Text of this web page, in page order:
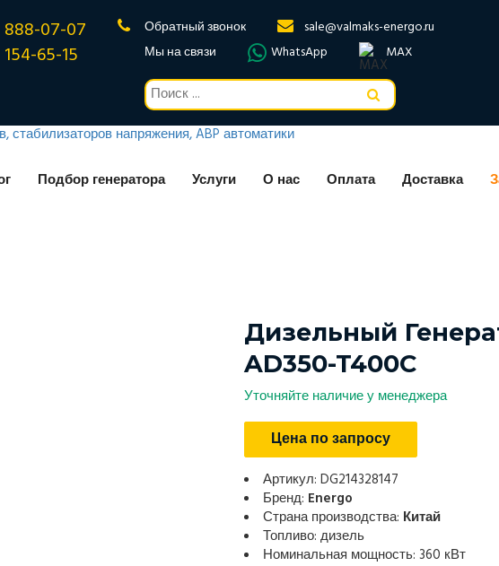
888-07-07
65-15
Обратный звонок
sale@valmaks-energo.ru
Мы на связи
WhatsApp MAX
Подбор генератора Услуги О нас Оплата Доставка
Дизельный
AD350-T400C
Уточняйте наличие у менеджера
Цена по запросу
Артикул: DG214328147
Бренд: Energo
Страна производства: Китай
Топливо: дизель
Номинальная мощность: 360 кВт